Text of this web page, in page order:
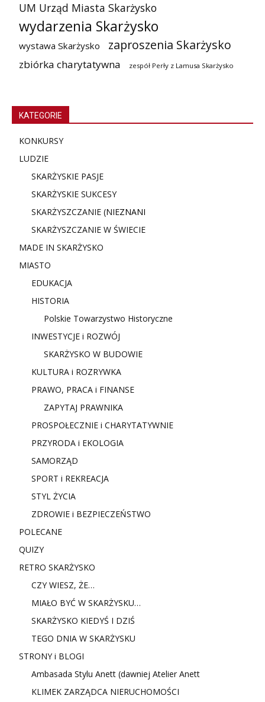
UM Urząd Miasta Skarżysko
wydarzenia Skarżysko
wystawa Skarżysko zaproszenia Skarżysko
zbiórka charytatywna zespół Perły z Lamusa Skarżysko
KATEGORIE
KONKURSY
LUDZIE
SKARŻYSKIE PASJE
SKARŻYSKIE SUKCESY
SKARŻYSZCZANIE (NIEZNANI
SKARŻYSZCZANIE W ŚWIECIE
MADE IN SKARŻYSKO
MIASTO
EDUKACJA
HISTORIA
Polskie Towarzystwo Historyczne
INWESTYCJE i ROZWÓJ
SKARŻYSKO W BUDOWIE
KULTURA i ROZRYWKA
PRAWO, PRACA i FINANSE
ZAPYTAJ PRAWNIKA
PROSPOŁECZNIE i CHARYTATYWNIE
PRZYRODA i EKOLOGIA
SAMORZĄD
SPORT i REKREACJA
STYL ŻYCIA
ZDROWIE i BEZPIECZEŃSTWO
POLECANE
QUIZY
RETRO SKARŻYSKO
CZY WIESZ, ŻE…
MIAŁO BYĆ W SKARŻYSKU…
SKARŻYSKO KIEDYŚ I DZIŚ
TEGO DNIA W SKARŻYSKU
STRONY i BLOGI
Ambasada Stylu Anett (dawniej Atelier Anett
KLIMEK ZARZĄDCA NIERUCHOMOŚCI